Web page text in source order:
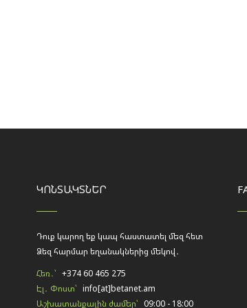
ԿՈՆՏԱԿՏՆԵՐ
Դուք կարող եք կապ հաստատել մեզ հետ
Ձեզ հարմար եղանակներից մեկով․
Հեռ․՝ +374 60 465 275
Էլ․ Փոստ՝ info[at]betanet.am
Աշխատանքային ժամեր՝ 09:00 - 18:00